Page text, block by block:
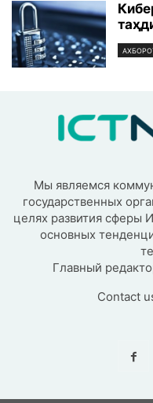
Мы являемся
государственных
целях развития сферы
основных
Главный
Contact